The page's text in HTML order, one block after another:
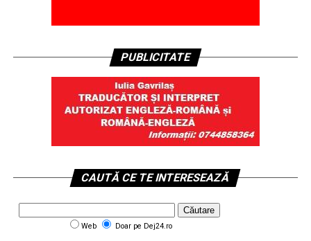
PUBLICITATE
CAUTĂ CE TE INTERESEAZĂ
Web Doar pe Dej24.ro